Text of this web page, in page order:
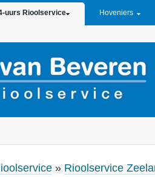
uurs Rioolservice Hoveniers
» Rioolservice